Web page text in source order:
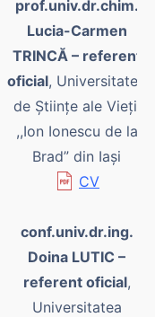
prof.univ.dr.chim.
Lucia-Carmen
TRINCĂ – referent
oficial, Universitatea
de Științe ale Vieții
,,Ion Ionescu de la
Brad” din Iași
CV
conf.univ.dr.ing.
Doina LUTIC –
referent oficial,
Universitatea